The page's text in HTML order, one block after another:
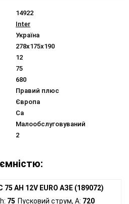
14922
Inter
Україна
278x175x190
12
75
680
Правий плюс
Європа
Ca
Малообслуговуваний
2
75 AH 12V EURO АЗЕ (189072)
75 Пусковий струм, A: 720